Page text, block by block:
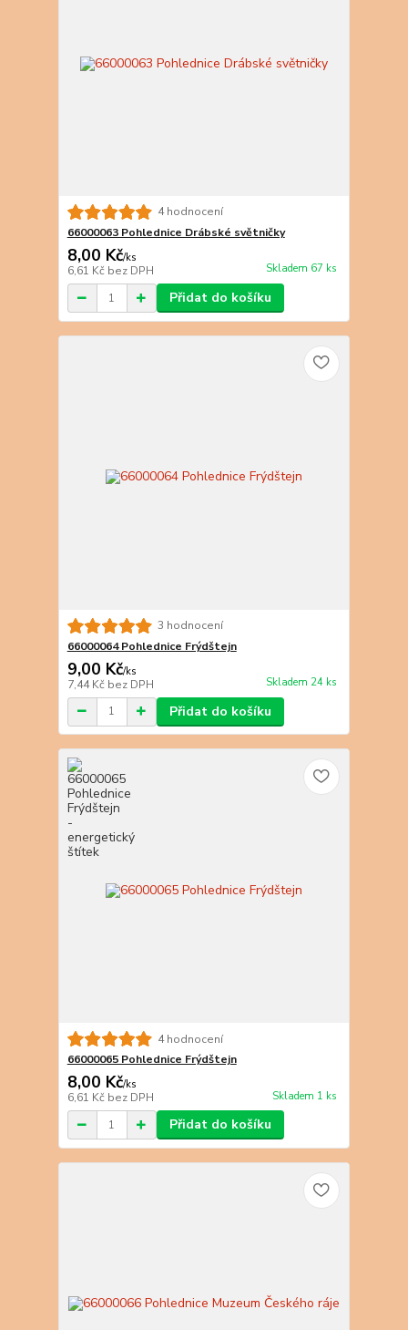
4 hodnocení
66000063 Pohlednice Drábské světničky
8,00 Kč/ks
6,61 Kč bez DPH Skladem 67 ks
Přidat do košíku
3 hodnocení
66000064 Pohlednice Frýdštejn
9,00 Kč/ks
7,44 Kč bez DPH Skladem 24 ks
Přidat do košíku
4 hodnocení
66000065 Pohlednice Frýdštejn
8,00 Kč/ks
6,61 Kč bez DPH Skladem 1 ks
Přidat do košíku